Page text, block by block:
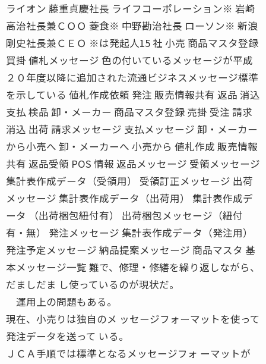
ライオン 藤重貞慶社長 ライフコーポレーション※ 岩崎
高治社長兼ＣＯＯ 菱食※ 中野勘治社長 ローソン※ 新浪
剛史社長兼ＣＥＯ ※は発起人15 社 小売 商品マスタ登録
買掛 値札メッセージ 色の付いているメッセージが平成
２０年度以降に追加された流通ビジネスメッセージ標準
を示している 値札作成依頼 発注 販売情報共有 返品 消込
支払 検品 卸・メーカー 商品マスタ登録 売掛 受注 請求
消込 出荷 請求メッセージ 支払メッセージ 卸・メーカー
から小売へ 卸・メーカーへ 小売から 値札作成 販売情報
共有 返品受領 POS 情報 返品メッセージ 受領メッセージ
集計表作成データ（受領用） 受領訂正メッセージ 出荷
メッセージ 集計表作成データ（出荷用） 集計表作成デ
ータ （出荷梱包紐付有） 出荷梱包メッセージ（紐付
有・無） 発注メッセージ 集計表作成データ（発注用）
発注予定メッセージ 納品提案メッセージ 商品マスタ 基
本メッセージ一覧 難で、修理・修繕を繰り返しながら、
だましだま し使っているのが現状だ。
運用上の問題もある。
現在、小売りは独自のメ ッセージフォーマットを使って
発注データを送って いる。
ＪＣＡ手順では標準となるメッセージフォ ーマットが